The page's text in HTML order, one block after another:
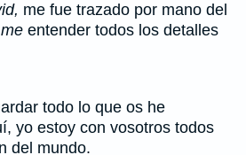
me fue trazado por mano del
me entender todos los detalles
todo lo que os he
yo estoy con vosotros todos
del mundo.